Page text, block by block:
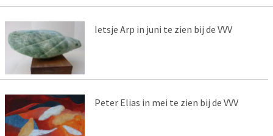
Ietsje Arp in juni te zien bij de VVV
Peter Elias in mei te zien bij de VVV